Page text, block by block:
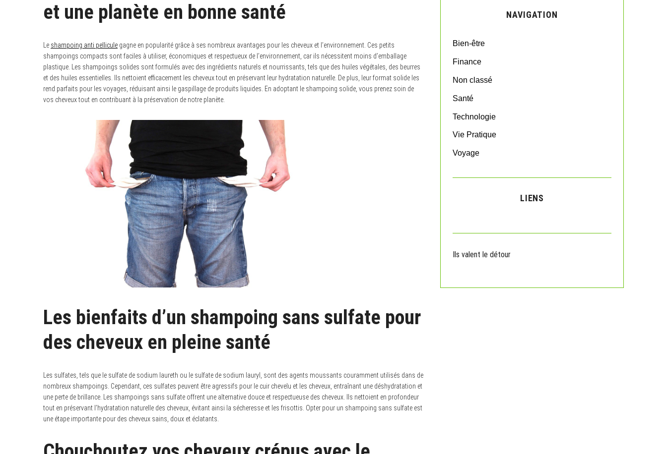
et une planète en bonne santé
Le shampoing anti pellicule gagne en popularité grâce à ses nombreux avantages pour les cheveux et l’environnement. Ces petits
shampoings compacts sont faciles à utiliser, économiques et respectueux de l’environnement, car ils nécessitent moins d’emballage
plastique. Les shampoings solides sont formulés avec des ingrédients naturels et nourrissants, tels que des huiles végétales, des beurres
et des huiles essentielles. Ils nettoient efficacement les cheveux tout en préservant leur hydratation naturelle. De plus, leur format solide les
rend parfaits pour les voyages, réduisant ainsi le gaspillage de produits liquides. En adoptant le shampoing solide, vous prenez soin de
vos cheveux tout en contribuant à la préservation de notre planète.
Les bienfaits d’un shampoing sans sulfate pour
des cheveux en pleine santé
Les sulfates, tels que le sulfate de sodium laureth ou le sulfate de sodium lauryl, sont des agents moussants couramment utilisés dans de
nombreux shampoings. Cependant, ces sulfates peuvent être agressifs pour le cuir chevelu et les cheveux, entraînant une déshydratation et
une perte de brillance. Les shampoings sans sulfate offrent une alternative douce et respectueuse des cheveux. Ils nettoient en profondeur
tout en préservant l’hydratation naturelle des cheveux, évitant ainsi la sécheresse et les frisottis. Opter pour un shampoing sans sulfate est
une étape importante pour des cheveux sains, doux et éclatants.
o
NAVIGATION
Bien-être
Finance
Non classé
Santé
Technologie
Vie Pratique
Voyage
LIENS
Ils valent le détour
S
a
r
r